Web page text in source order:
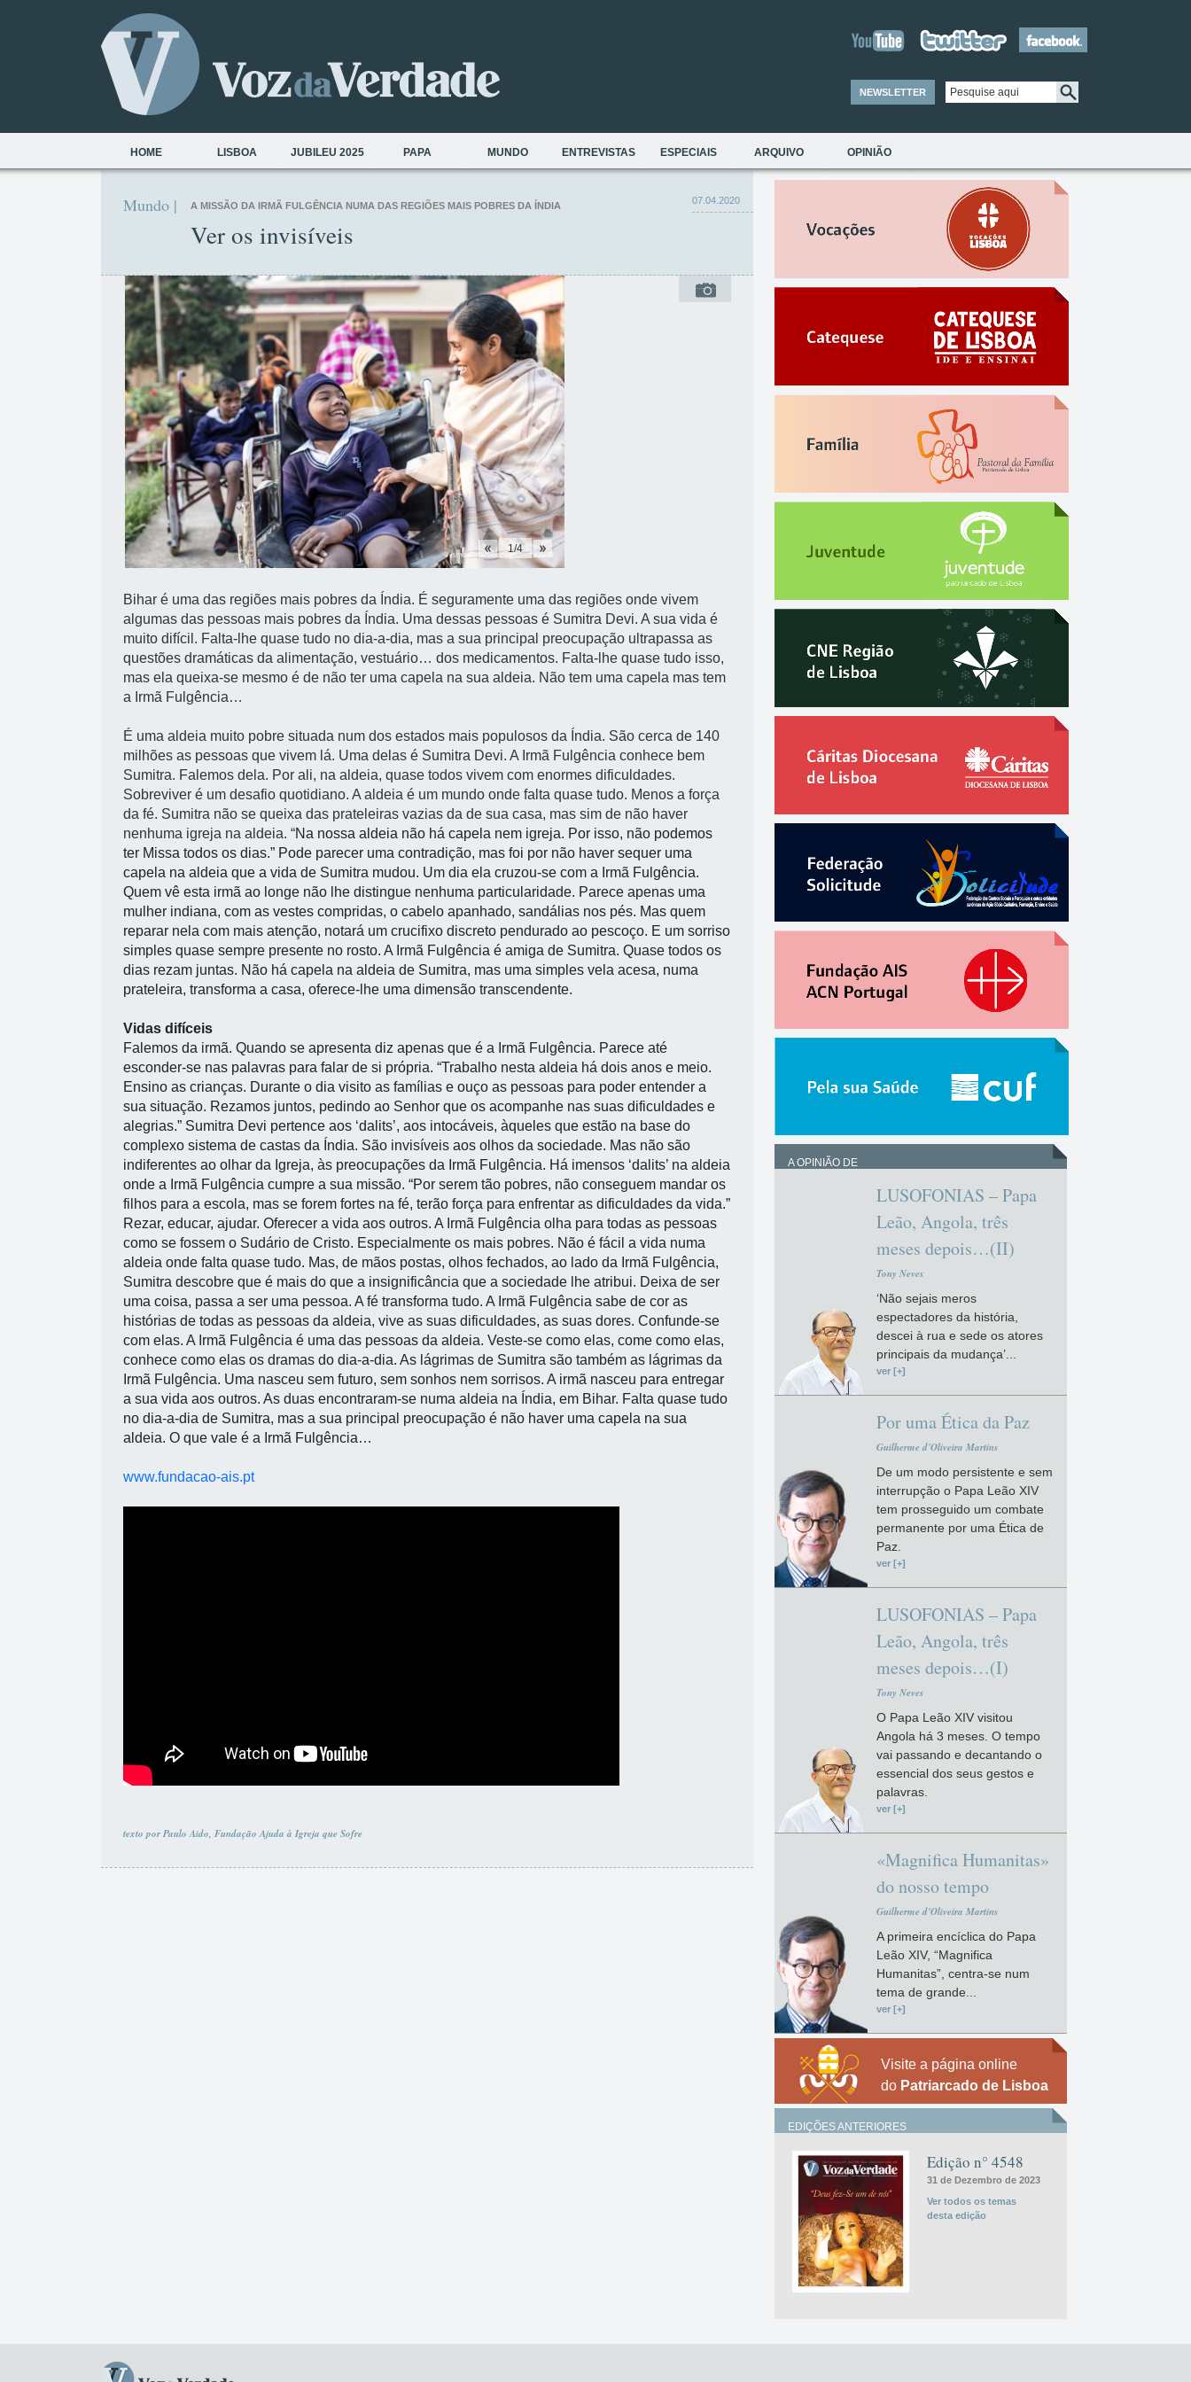
NEWSLETTER
HOME LISBOA JUBILEU 2025 PAPA MUNDO ENTREVISTAS ESPECIAIS ARQUIVO OPINIÃO
07.04.2020
Mundo | A MISSÃO DA IRMÃ FULGÊNCIA NUMA DAS REGIÕES MAIS POBRES DA ÍNDIA
Ver os invisíveis
1/4
Bihar é uma das regiões mais pobres da Índia. É seguramente uma das regiões onde vivem
algumas das pessoas mais pobres da Índia. Uma dessas pessoas é Sumitra Devi. A sua vida é
muito difícil. Falta-lhe quase tudo no dia-a-dia, mas a sua principal preocupação ultrapassa as
questões dramáticas da alimentação, vestuário… dos medicamentos. Falta-lhe quase tudo isso,
mas ela queixa-se mesmo é de não ter uma capela na sua aldeia. Não tem uma capela mas tem
a Irmã Fulgência…
É uma aldeia muito pobre situada num dos estados mais populosos da Índia. São cerca de 140
milhões as pessoas que vivem lá. Uma delas é Sumitra Devi. A Irmã Fulgência conhece bem
Sumitra. Falemos dela. Por ali, na aldeia, quase todos vivem com enormes dificuldades.
Sobreviver é um desafio quotidiano. A aldeia é um mundo onde falta quase tudo. Menos a força
da fé. Sumitra não se queixa das prateleiras vazias da de sua casa, mas sim de não haver
nenhuma igreja na aldeia. “Na nossa aldeia não há capela nem igreja. Por isso, não podemos
ter Missa todos os dias.” Pode parecer uma contradição, mas foi por não haver sequer uma
capela na aldeia que a vida de Sumitra mudou. Um dia ela cruzou-se com a Irmã Fulgência.
Quem vê esta irmã ao longe não lhe distingue nenhuma particularidade. Parece apenas uma
mulher indiana, com as vestes compridas, o cabelo apanhado, sandálias nos pés. Mas quem
reparar nela com mais atenção, notará um crucifixo discreto pendurado ao pescoço. E um sorriso
simples quase sempre presente no rosto. A Irmã Fulgência é amiga de Sumitra. Quase todos os
dias rezam juntas. Não há capela na aldeia de Sumitra, mas uma simples vela acesa, numa
prateleira, transforma a casa, oferece-lhe uma dimensão transcendente.
Vidas difíceis
Falemos da irmã. Quando se apresenta diz apenas que é a Irmã Fulgência. Parece até
esconder-se nas palavras para falar de si própria. “Trabalho nesta aldeia há dois anos e meio.
Ensino as crianças. Durante o dia visito as famílias e ouço as pessoas para poder entender a
sua situação. Rezamos juntos, pedindo ao Senhor que os acompanhe nas suas dificuldades e
alegrias.” Sumitra Devi pertence aos ‘dalits’, aos intocáveis, àqueles que estão na base do
complexo sistema de castas da Índia. São invisíveis aos olhos da sociedade. Mas não são
indiferentes ao olhar da Igreja, às preocupações da Irmã Fulgência. Há imensos ‘dalits’ na aldeia
onde a Irmã Fulgência cumpre a sua missão. “Por serem tão pobres, não conseguem mandar os
filhos para a escola, mas se forem fortes na fé, terão força para enfrentar as dificuldades da vida.”
Rezar, educar, ajudar. Oferecer a vida aos outros. A Irmã Fulgência olha para todas as pessoas
como se fossem o Sudário de Cristo. Especialmente os mais pobres. Não é fácil a vida numa
aldeia onde falta quase tudo. Mas, de mãos postas, olhos fechados, ao lado da Irmã Fulgência,
Sumitra descobre que é mais do que a insignificância que a sociedade lhe atribui. Deixa de ser
uma coisa, passa a ser uma pessoa. A fé transforma tudo. A Irmã Fulgência sabe de cor as
histórias de todas as pessoas da aldeia, vive as suas dificuldades, as suas dores. Confunde-se
com elas. A Irmã Fulgência é uma das pessoas da aldeia. Veste-se como elas, come como elas,
conhece como elas os dramas do dia-a-dia. As lágrimas de Sumitra são também as lágrimas da
Irmã Fulgência. Uma nasceu sem futuro, sem sonhos nem sorrisos. A irmã nasceu para entregar
a sua vida aos outros. As duas encontraram-se numa aldeia na Índia, em Bihar. Falta quase tudo
no dia-a-dia de Sumitra, mas a sua principal preocupação é não haver uma capela na sua
aldeia. O que vale é a Irmã Fulgência…
www.fundacao-ais.pt
texto por Paulo Aido, Fundação Ajuda à Igreja que Sofre
A OPINIÃO DE
LUSOFONIAS – Papa
Leão, Angola, três
meses depois…(II)
Tony Neves
‘Não sejais meros
espectadores da história,
descei à rua e sede os atores
principais da mudança’...
ver [+]
Por uma Ética da Paz
Guilherme d'Oliveira Martins
De um modo persistente e sem
interrupção o Papa Leão XIV
tem prosseguido um combate
permanente por uma Ética de
Paz.
ver [+]
LUSOFONIAS – Papa
Leão, Angola, três
meses depois…(I)
Tony Neves
O Papa Leão XIV visitou
Angola há 3 meses. O tempo
vai passando e decantando o
essencial dos seus gestos e
palavras.
ver [+]
«Magnifica Humanitas»
do nosso tempo
Guilherme d'Oliveira Martins
A primeira encíclica do Papa
Leão XIV, “Magnifica
Humanitas”, centra-se num
tema de grande...
ver [+]
Visite a página online
do Patriarcado de Lisboa
EDIÇÕES ANTERIORES
Edição n° 4548
31 de Dezembro de 2023
Ver todos os temas
desta edição